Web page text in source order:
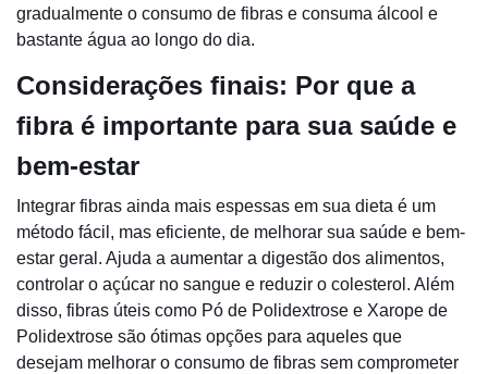
gradualmente o consumo de fibras e consuma álcool e
bastante água ao longo do dia.
Considerações finais: Por que a
fibra é importante para sua saúde e
bem-estar
Integrar fibras ainda mais espessas em sua dieta é um
método fácil, mas eficiente, de melhorar sua saúde e bem-
estar geral. Ajuda a aumentar a digestão dos alimentos,
controlar o açúcar no sangue e reduzir o colesterol. Além
disso, fibras úteis como Pó de Polidextrose e Xarope de
Polidextrose são ótimas opções para aqueles que
desejam melhorar o consumo de fibras sem comprometer